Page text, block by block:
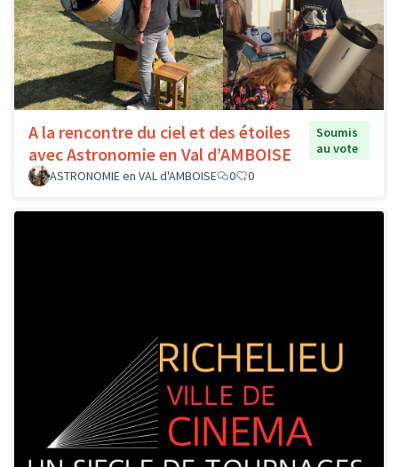
A la rencontre du ciel et des étoiles
avec Astronomie en Val d’AMBOISE
Soumis
au vote
ASTRONOMIE en VAL d'AMBOISE
0 0